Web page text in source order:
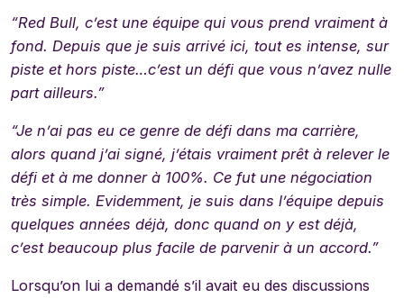
“Red Bull, c’est une équipe qui vous prend vraiment à
fond. Depuis que je suis arrivé ici, tout es intense, sur
piste et hors piste…c’est un défi que vous n’avez nulle
part ailleurs.”
“Je n’ai pas eu ce genre de défi dans ma carrière,
alors quand j’ai signé, j’étais vraiment prêt à relever le
défi et à me donner à 100%. Ce fut une négociation
très simple. Evidemment, je suis dans l’équipe depuis
quelques années déjà, donc quand on y est déjà,
c’est beaucoup plus facile de parvenir à un accord.”
Lorsqu’on lui a demandé s’il avait eu des discussions